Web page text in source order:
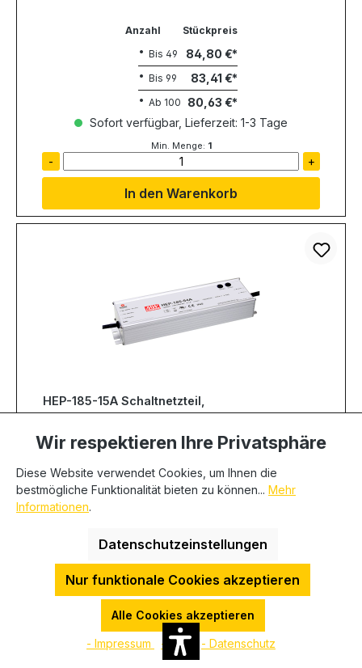
Anzahl
Stückpreis
Bis 49 84,80 €
Bis 99 83,41 €
Ab 100
80,63 €
Sofort verfügbar, Lieferzeit: 1-3 Tage
Min. Menge: 1
- +
In den Warenkorb
HEP-185-15A Schaltnetzteil,
MEAN WELL
Produkt Nr.:100432
4021087032384
Hersteller: MEAN WELL
Mehr anzeigen
Anzahl
Stückpreis
83,41 €
Ab100 80,63 €
Sofort verfügbar, Lieferzeit: 1-3 Tage
Min. Menge:
Wir respektieren Ihre Privatsphäre
Diese Website verwendet Cookies, um Ihnen die
bestmögliche Funktionalität bieten zu können... Mehr
Informationen.
Datenschutzeinstellungen
Nur funktionale Cookies akzeptieren
Alle Cookies akzeptieren
- Impressum - AGB - Datenschutz